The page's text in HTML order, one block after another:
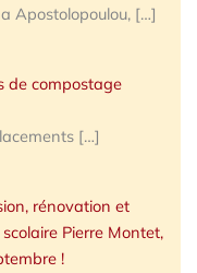
Apostolopoulou, […]
de compostage
[…]
rénovation et
Pierre Montet,
!